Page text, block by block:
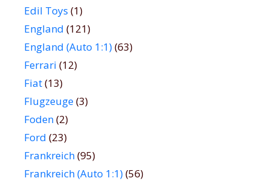
Edil Toys (1)
England (121)
England (Auto 1:1)(63)
Ferrari (12)
Fiat(13)
Flugzeuge(3)
Foden(2)
Ford (23)
Frankreich(95)
Frankreich (Auto 1:1)(56)